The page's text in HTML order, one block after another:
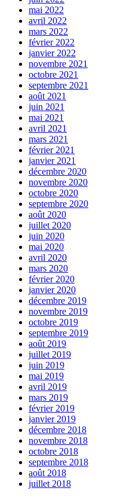
mai 2022
avril 2022
mars 2022
février 2022
janvier 2022
novembre 2021
octobre 2021
septembre 2021
août 2021
juin 2021
mai 2021
avril 2021
mars 2021
février 2021
janvier 2021
décembre 2020
novembre 2020
octobre 2020
septembre 2020
août 2020
juillet 2020
juin 2020
mai 2020
avril 2020
mars 2020
février 2020
janvier 2020
décembre 2019
novembre 2019
octobre 2019
septembre 2019
août 2019
juillet 2019
juin 2019
mai 2019
avril 2019
mars 2019
février 2019
janvier 2019
décembre 2018
novembre 2018
octobre 2018
septembre 2018
août 2018
juillet 2018